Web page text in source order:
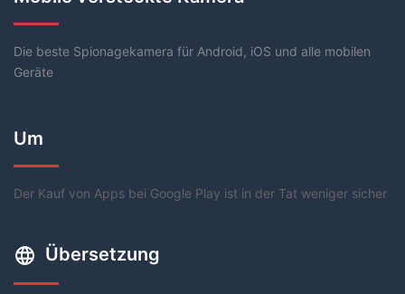
Die beste Spionagekamera für Android, iOS und alle mobilen
Geräte
Um
Der Kauf von Apps bei Google Play ist in der Tat weniger sicher
Übersetzung